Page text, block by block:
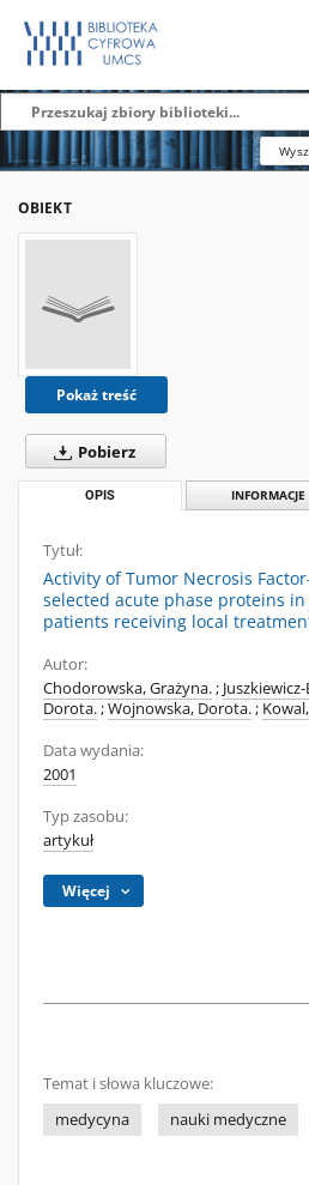
OBIEKT
Pokaż treść
Pobierz
OPIS INFORMACJE
Tytuł:
Activity of Tumor Necrosis
selected acute phase proteins
patients receiving local
Autor:
Chodorowska, Grażyna.;
Dorota.;Wojnowska, Dorota.;
Data wydania:
2001
Typ zasobu:
artykuł
Więcej
Temat i słowa kluczowe:
medycyna
nauki medyczne